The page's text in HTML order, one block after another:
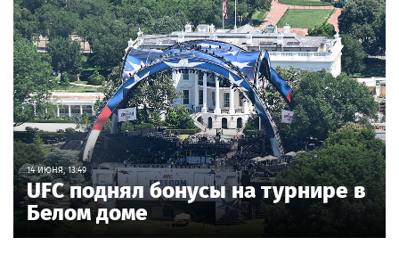
14 ИЮНЯ, 13:49
UFC поднял бонусы на турнире в
Белом доме